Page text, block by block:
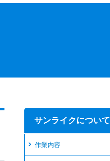
サンライクについて
作業内容